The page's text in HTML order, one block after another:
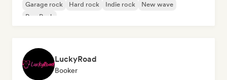
Garage rock
Hard rock Indie rock
New wave
Pop Punk
LuckyRoad
Booker